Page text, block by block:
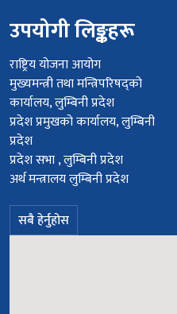
उपयोगी लिङ्कहरू
राष्ट्रिय योजना आयोग
मुख्यमन्त्री तथा मन्त्रिपरिषद्को
कार्यालय, लुम्बिनी प्रदेश
प्रदेश प्रमुखको कार्यालय, लुम्बिनी
प्रदेश
प्रदेश सभा , लुम्बिनी प्रदेश
अर्थ मन्त्रालय लुम्बिनी प्रदेश
सबै हेर्नुहोस